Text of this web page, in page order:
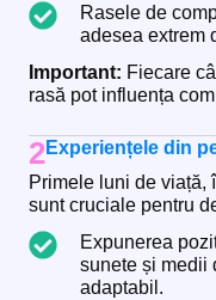
Rasele de
adesea extrem
Important: Fiecare
rasă pot influența
2Experiențele din
Primele luni de viață,
sunt cruciale pentru
Expunerea
sunete și medii
adaptabil.